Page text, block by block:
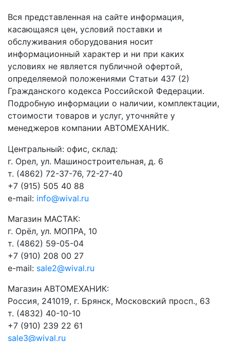
Вся представленная на сайте информация,
касающаяся цен, условий поставки и
обслуживания оборудования носит
информационный характер и ни при каких
условиях не является публичной офертой,
определяемой положениями Статьи 437 (2)
Гражданского кодекса Российской Федерации.
Подробную информации о наличии, комплектации,
стоимости товаров и услуг, уточняйте у
менеджеров компании АВТОМЕХАНИК.
​Центральный: офис, склад:
г. Орел, ул. Машиностроительная, д. 6
т. (4862) 72-37-76, 72-27-40
+7 (915) 505 40 88
e-mail: info@wival.ru
Магазин МАСТАК:
г. Орёл, ул. МОПРА, 10
т. (4862) 59-05-04
+7 (910) 208 00 27
e-mail: sale2@wival.ru
Магазин АВТОМЕХАНИК:
Россия, 241019, г. Брянск, Московский просп., 63
т. (4832) 40-10-10
+7 (910) 239 22 61
sale3@wival.ru